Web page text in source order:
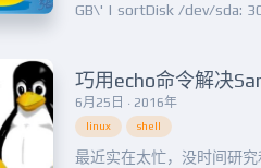
GB\' | sortDisk /dev/sda:
6月25日 · 2016年
巧用echo命令解决
linux shell
最近实在太忙，没时间研